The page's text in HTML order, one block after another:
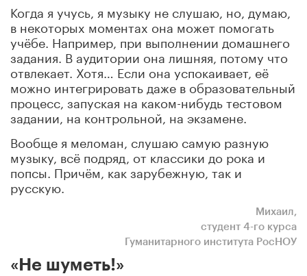
Когда я учусь, я музыку не слушаю, но, думаю,
в некоторых моментах она может помогать
учёбе. Например, при выполнении домашнего
задания. В аудитории она лишняя, потому что
отвлекает. Хотя… Если она успокаивает, её
можно интегрировать даже в образовательный
процесс, запуская на каком-нибудь тестовом
задании, на контрольной, на экзамене.
Вообще я меломан, слушаю самую разную
музыку, всё подряд, от классики до рока и
попсы. Причём, как зарубежную, так и
русскую.
Михаил,
студент 4-го курса
Гуманитарного института РосНОУ
«Не шуметь!»